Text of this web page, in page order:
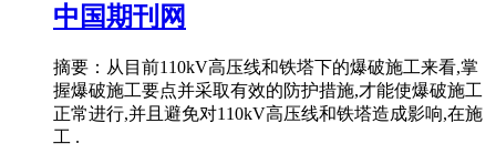
中国期刊网
摘要：从目前110kV高压线和铁塔下的爆破施工来看,掌
握爆破施工要点并采取有效的防护措施,才能使爆破施工
正常进行,并且避免对110kV高压线和铁塔造成影响,在施
工 .